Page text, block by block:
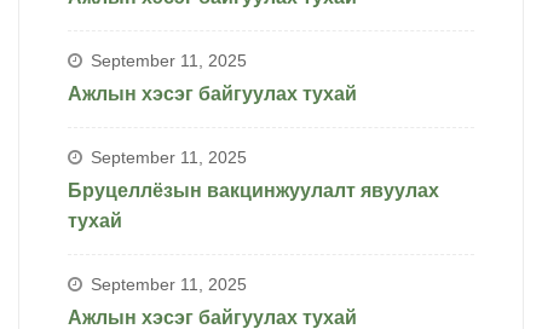
September 11, 2025
Ажлын хэсэг байгуулах тухай
September 11, 2025
Бруцеллёзын вакцинжуулалт явуулах
тухай
September 11, 2025
Ажлын хэсэг байгуулах тухай